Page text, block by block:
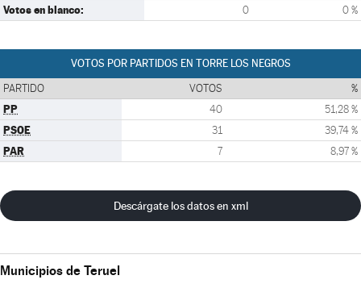
Votos en blanco: 0 0 %
VOTOS POR PARTIDOS EN TORRE LOS NEGROS
PARTIDO VOTOS %
PP 40 51,28 %
PSOE 31 39,74 %
PAR 7 8,97 %
Descárgate los datos en xml
Municipios de Teruel